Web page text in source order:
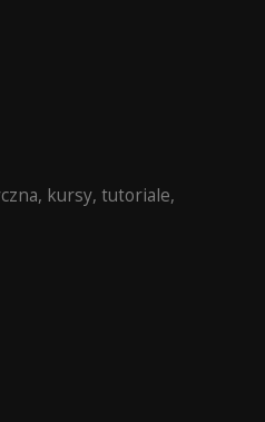
kursy, tutoriale,